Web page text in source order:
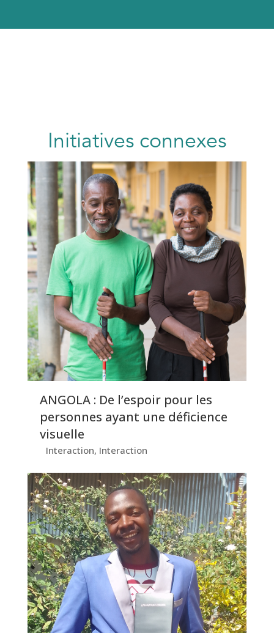
Initiatives connexes
ANGOLA : De l’espoir pour les
personnes ayant une déficience
visuelle
Interaction, Interaction